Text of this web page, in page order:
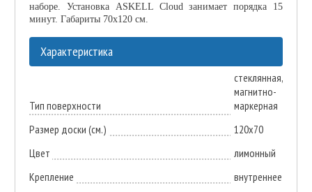
наборе. Установка ASKELL Cloud занимает порядка 15
минут. Габариты 70х120 см.
Характеристика
Тип поверхности
стеклянная,
магнитно-
маркерная
Размер доски (см.)
120х70
Цвет
лимонный
Крепление
внутреннее